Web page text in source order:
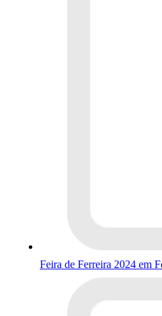
Feira de Ferreira 2024 em